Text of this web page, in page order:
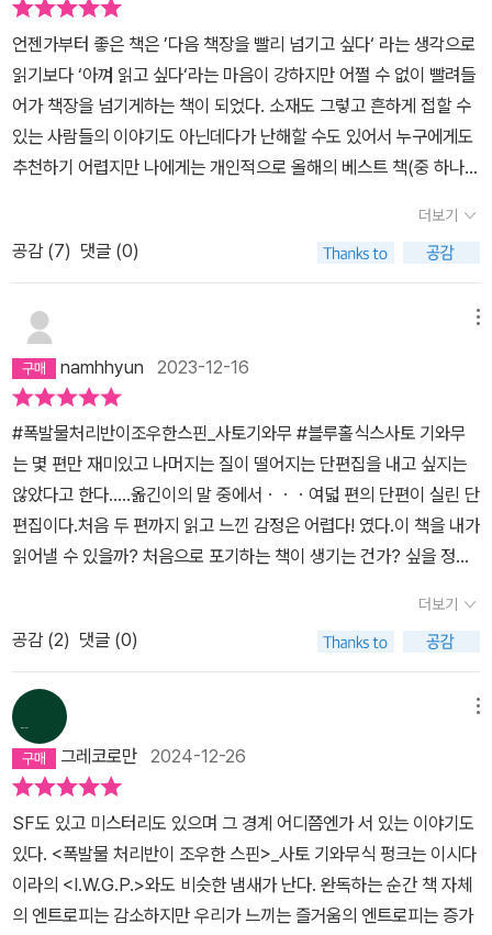
언젠가부터 좋은 책은 ’다음 책장을 빨리 넘기고 싶다‘ 라는 생각으로
읽기보다 ‘아껴 읽고 싶다‘라는 마음이 강하지만 어쩔 수 없이 빨려들
어가 책장을 넘기게하는 책이 되었다. 소재도 그렇고 흔하게 접할 수
있는 사람들의 이야기도 아닌데다가 난해할 수도 있어서 누구에게도
추천하기 어렵지만 나에게는 개인적으로 올해의 베스트 책(중 하나)
ㅎ 읽으면서 이런생각을 했다. “작가는 호주에서 시간을 많이 보낸 것
같다..”“얼마나 사전작업을 해야 이런 결과물이 나오는 건가?” x20
0“이거 진짜인가?”“이 사람 허구의 인물인가? 실물인가?“등등..일
본의 마술적 리얼리즘이 있다면 이런 것이 아닐까? 엄청 사실적으로
보이지만 현실에서의 나를 로켓 태워 보내주는 느낌. 나는 굳이 뽑자
면 <폭발물 처리반이 조우한 스핀> 이랑.. <93식>, <젤리 워커>가
좋았다. 사실 나머지도 다 좋았다.
더보기
공감 (7) 댓글 (0)
namhhyun 2023-12-16
#폭발물처리반이조우한스핀_사토기와무 #블루홀식스사토 기와무
는 몇 편만 재미있고 나머지는 질이 떨어지는 단편집을 내고 싶지는
않았다고 한다.....옮긴이의 말 중에서ㆍㆍㆍ여덟 편의 단편이 실린 단
편집이다.처음 두 편까지 읽고 느낀 감정은 어렵다! 였다.이 책을 내가
읽어낼 수 있을까? 처음으로 포기하는 책이 생기는 건가? 싶을 정도
의심해서 죄송합니다~!!🙏ㆍㆍㆍ가볍게 호로록 할 수 있는 단편집은
결코 아니다.이야기가 어렵다기보다는 각 단편마다 등장하는 낯선개
념들과 설명들이 있어서 멈칫하게 되는 구간들이 등장한다.첫번째 단
편이자 표제작인 <폭발물 처리반이 조우한 스핀> 에 등장하는 아인
슈타인의 양자 역학이 그 예이다.🤭ㆍㆍㆍ쉽지는 않지만 이 책은 난
해한 헤롱맛과는 차원이 다르다.시간을 갖고 천천히 한 문장씩 읽다
보면 어느 순간 '기가막히구나~!!' 하는 감탄과 함께 작가의 매력에 빠
져들 수밖에 없다.고차원 최신 화제작이라는 띠지의 문구를 인정할
수 밖에 없게 만든다.깊이가 남다르다.👍질 떨어지는 단편을 쓰고 싶
지 않았다는 작가의 소신이 글속에 고스란히 드러난다.그간에 접한
흔하고, 익숙한 스토리는 이 책에선 찾아볼 수 없다.한 편의 단편을 위
더보기
공감 (2) 댓글 (0)
그레코로만 2024-12-26
SF도 있고 미스터리도 있으며 그 경계 어디쯤엔가 서 있는 이야기도
있다. <폭발물 처리반이 조우한 스핀>_사토 기와무식 펑크는 이시다
이라의 <I.W.G.P.>와도 비슷한 냄새가 난다. 완독하는 순간 책 자체
의 엔트로피는 감소하지만 우리가 느끼는 즐거움의 엔트로피는 증가